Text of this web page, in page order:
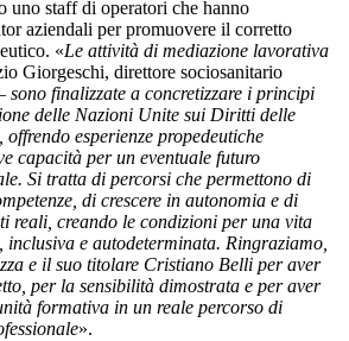
uno staff di operatori che hanno
aziendali per promuovere il corretto
«Le attività di mediazione lavorativa
Giorgeschi, direttore sociosanitario
sono finalizzate a concretizzare i principi
delle Nazioni Unite sui Diritti delle
esperienze propedeutiche
capacità per un eventuale futuro
Si tratta di percorsi che permettono di
di crescere in autonomia e di
reali, creando le condizioni per una vita
inclusiva e autodeterminata. Ringraziamo,
e il suo titolare Cristiano Belli per aver
per la sensibilità dimostrata e per aver
formativa in un reale percorso di
».